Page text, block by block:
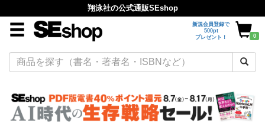
翔泳社の公式通販SEshop
新規会員登録で
500pt
プレゼント！
0